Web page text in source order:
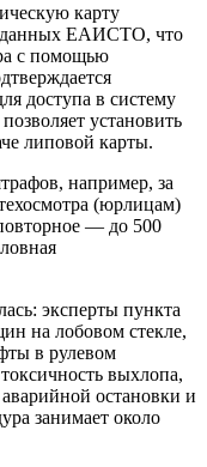
карту
данных ЕАИСТО, что
с помощью
доступа в систему
установить
липовой карты.
например, за
(юрлицам)
— до 500
эксперты пункта
на лобовом стекле,
в рулевом
выхлопа,
остановки и
занимает около